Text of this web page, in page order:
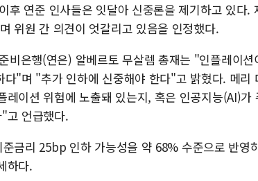
후 연준 인사들은 잇달아 신중론을 제기하고 있다
위원 간 의견이 엇갈리고 있음을 인정했다.
비은행(연은) 알베르토 무살렘 총재는 "인플레이
다"며 "추가 인하에 신중해야 한다"고 밝혔다. 메리
레이션 위험에 노출돼 있는지, 혹은 인공지능(AI)
고 언급했다.
금리 25bp 인하 가능성을 약 68% 수준으로 반영
하다.